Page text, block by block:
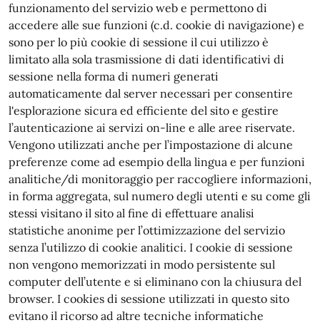
funzionamento del servizio web e permettono di
accedere alle sue funzioni (c.d. cookie di navigazione) e
sono per lo più cookie di sessione il cui utilizzo è
limitato alla sola trasmissione di dati identificativi di
sessione nella forma di numeri generati
automaticamente dal server necessari per consentire
l'esplorazione sicura ed efficiente del sito e gestire
l’autenticazione ai servizi on-line e alle aree riservate.
Vengono utilizzati anche per l’impostazione di alcune
preferenze come ad esempio della lingua e per funzioni
analitiche/di monitoraggio per raccogliere informazioni,
in forma aggregata, sul numero degli utenti e su come gli
stessi visitano il sito al fine di effettuare analisi
statistiche anonime per l’ottimizzazione del servizio
senza l’utilizzo di cookie analitici. I cookie di sessione
non vengono memorizzati in modo persistente sul
computer dell’utente e si eliminano con la chiusura del
browser. I cookies di sessione utilizzati in questo sito
evitano il ricorso ad altre tecniche informatiche